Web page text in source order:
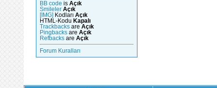
BB code is Açık
Smileler Açık
[IMG]
Kodları Açık
HTML-Kodu Kapalı
Trackbacks are Açık
Pingbacks are Açık
Refbacks are Açık
Forum Kuralları